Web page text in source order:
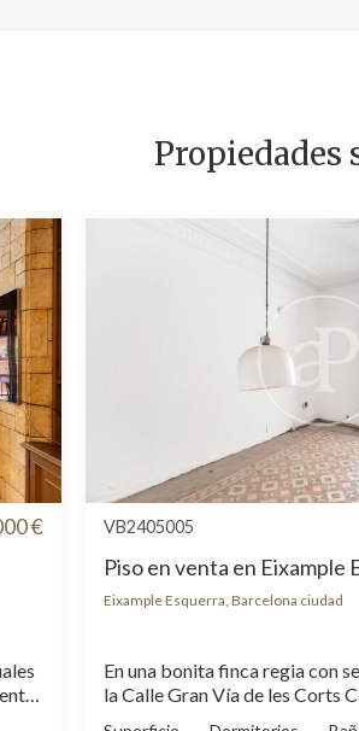
Propiedades
€ VB2405005
Piso en venta en Eixample
Eixample Esquerra, Barcelona ciudad
En una bonita finca regia con
la Calle Gran Vía de les Corts